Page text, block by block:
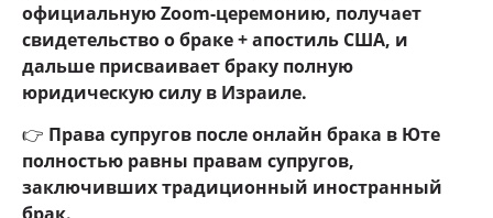
официальную Zoom-церемонию, получает
свидетельство о браке + апостиль США, и
дальше присваивает браку полную
юридическую силу в Израиле.
👉 Права супругов после онлайн брака в Юте
полностью равны правам супругов,
заключивших традиционный иностранный